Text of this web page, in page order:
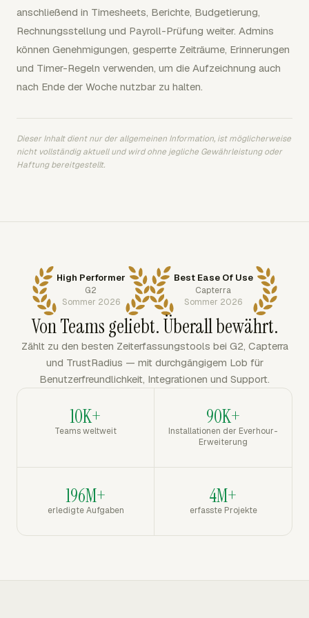
anschließend in Timesheets, Berichte, Budgetierung,
Rechnungsstellung und Payroll-Prüfung weiter. Admins
können Genehmigungen, gesperrte Zeiträume, Erinnerungen
und Timer-Regeln verwenden, um die Aufzeichnung auch
nach Ende der Woche nutzbar zu halten.
Dieser Inhalt dient nur der allgemeinen Information, ist möglicherweise
nicht vollständig aktuell und wird ohne jegliche Gewährleistung oder
Haftung bereitgestellt.
High Performer
G2
Sommer 2026
Best Ease Of Use
Capterra
Sommer 2026
Von Teams geliebt. Überall bewährt.
Zählt zu den besten Zeiterfassungstools bei G2, Capterra
und TrustRadius — mit durchgängigem Lob für
Benutzerfreundlichkeit, Integrationen und Support.
10K+
Teams weltweit
90K+
Installationen der Everhour-
Erweiterung
196M+
erledigte Aufgaben
4M+
erfasste Projekte